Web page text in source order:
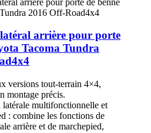
arrière pour porte
Tacoma Tundra
versions tout-terrain 4×4,
montage précis.
latérale multifonctionnelle et
: combine les fonctions de
arrière et de marchepied,